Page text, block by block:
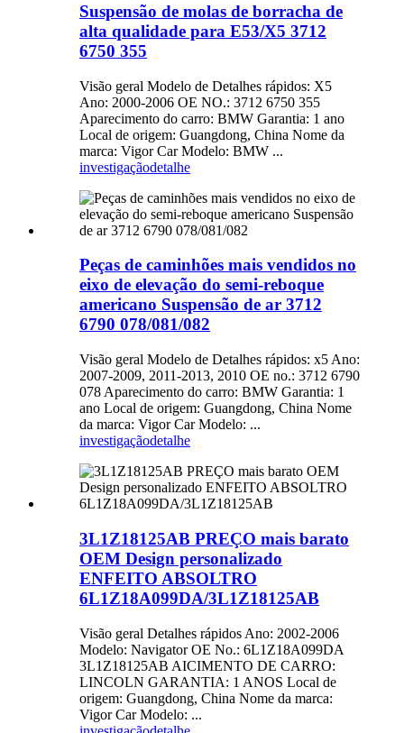
Suspensão de molas de borracha de
alta qualidade para E53/X5 3712
6750 355
Visão geral Modelo de Detalhes rápidos: X5
Ano: 2000-2006 OE NO.: 3712 6750 355
Aparecimento do carro: BMW Garantia: 1 ano
Local de origem: Guangdong, China Nome da
marca: Vigor Car Modelo: BMW ...
investigaçãodetalhe
Peças de caminhões mais vendidos no
eixo de elevação do semi-reboque
americano Suspensão de ar 3712
6790 078/081/082
Visão geral Modelo de Detalhes rápidos: x5 Ano:
2007-2009, 2011-2013, 2010 OE no.: 3712 6790
078 Aparecimento do carro: BMW Garantia: 1
ano Local de origem: Guangdong, China Nome
da marca: Vigor Car Modelo: ...
investigaçãodetalhe
3L1Z18125AB PREÇO mais barato
OEM Design personalizado
ENFEITO ABSOLTRO
6L1Z18A099DA/3L1Z18125AB
Visão geral Detalhes rápidos Ano: 2002-2006
Modelo: Navigator OE No.: 6L1Z18A099DA
3L1Z18125AB AICIMENTO DE CARRO:
LINCOLN GARANTIA: 1 ANOS Local de
origem: Guangdong, China Nome da marca:
Vigor Car Modelo: ...